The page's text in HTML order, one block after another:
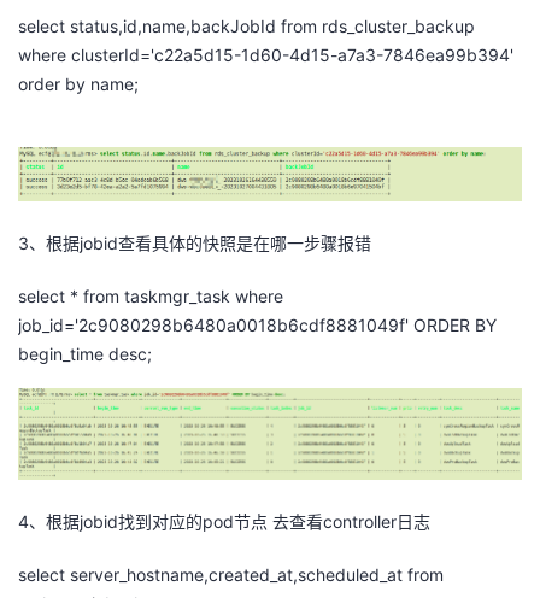
者
学
我
的
课
程
我
的
认
证
我
的
实
验
我
的
收
藏
持
的
技
术
支
持
我
的
云
声
建
议
select status,id,name,backJobId from rds_cluster_backup
where clusterId='c22a5d15-1d60-4d15-a7a3-7846ea99b394'
order by name;
3、根据jobid查看具体的快照是在哪一步骤报错
select * from taskmgr_task where
job_id='2c9080298b6480a0018b6cdf8881049f' ORDER BY
begin_time desc;
4、根据jobid找到对应的pod节点 去查看controller日志
select server_hostname,created_at,scheduled_at from